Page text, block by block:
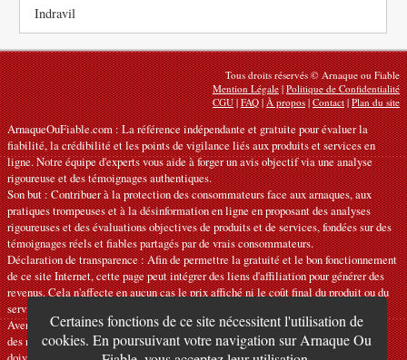
Certaines fonctions de ce site nécessitent l'utilisation de
cookies. En poursuivant votre navigation sur Arnaque Ou
Indravil
Tous droits réservés © Arnaque ou Fiable
Mention Légale|Politique de Confidentialité
CGU|FAQ|À propos|Contact|Plan du site
ArnaqueOuFiable.com : La référence indépendante et gratuite pour évaluer la
fiabilité, la crédibilité et les points de vigilance liés aux produits et services en
ligne. Notre équipe d'experts vous aide à forger un avis objectif via une analyse
rigoureuse et des témoignages authentiques.
Son but : Contribuer à la protection des consommateurs face aux arnaques, aux
pratiques trompeuses et à la désinformation en ligne en proposant des analyses
rigoureuses et des évaluations objectives de produits et de services, fondées sur des
témoignages réels et fiables partagés par de vrais consommateurs.
Déclaration de transparence : Afin de permettre la gratuité et le bon fonctionnement
de ce site Internet, cette page peut intégrer des liens d'affiliation pour générer des
revenus. Cela n'affecte en aucun cas le prix affiché ni le coût final du produit ou du
service.
Avertissements : Nos articles expriment des avis personnels et ne constituent pas
des recommandations officielles. Les informations fournies sont indicatives et